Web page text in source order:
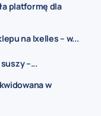
platformę dla
na Ixelles – w...
–...
w